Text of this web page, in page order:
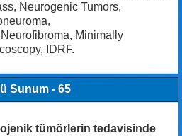
Neurogenic Tumors,
Minimally
IDRF.
Sunum - 65
tümörlerin tedavisinde